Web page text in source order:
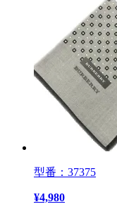
型番：37375
¥4,980